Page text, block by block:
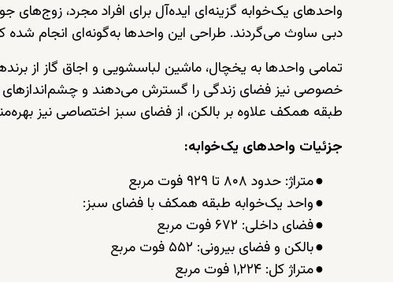
واحدهای یک‌خوابه گزینه‌ای ایده‌آل برای افراد مجرد، زوج‌های
دبی ساوث می‌گردند. طراحی این واحدها به‌گونه‌ای انجام شده
تمامی واحدها به یخچال، ماشین لباسشویی و اجاق گاز از
خصوصی نیز فضای زندگی را گسترش می‌دهند و چشم‌اندازهای
طبقه همکف علاوه بر بالکن، از فضای سبز اختصاصی نیز
جزئیات واحدهای یک‌خوابه:
●متراژ: حدود ۸۰۸ تا ۹۲۹ فوت مربع
●واحد یک‌خوابه طبقه همکف با فضای سبز:
●فضای داخلی: ۶۷۲ فوت مربع
●بالکن و فضای بیرونی: ۵۵۲ فوت مربع
●متراژ کل: ۱,۲۲۴ فوت مربع